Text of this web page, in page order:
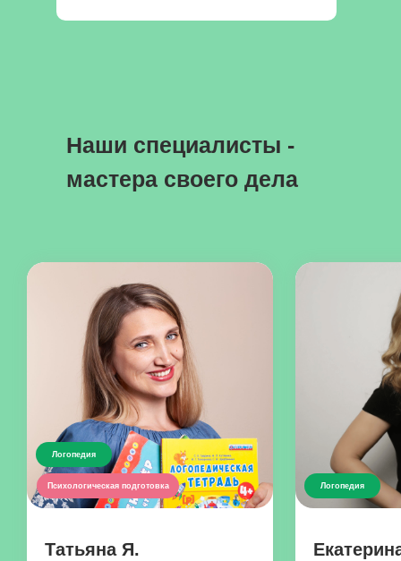
Наши специалисты -
мастера своего дела
Татьяна Я.
Психологическая подготовка
Логопедия
Логопедия